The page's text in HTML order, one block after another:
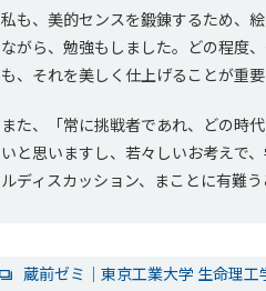
私も、美的センスを鍛錬するため、
ながら、勉強もしました。どの程度
も、それを美しく仕上げることが重
また、「常に挑戦者であれ、どの時
いと思いますし、若々しいお考えで
ルディスカッション、まことに有難う
蔵前ゼミ│東京工業大学 生命理工